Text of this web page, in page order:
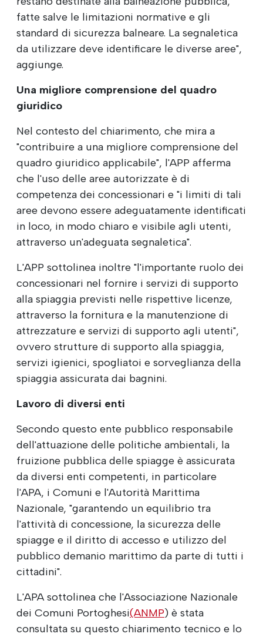
fatte salve le limitazioni normative e gli
standard di sicurezza balneare. La segnaletica
da utilizzare deve identificare le diverse aree",
aggiunge.
Una migliore comprensione del quadro
giuridico
Nel contesto del chiarimento, che mira a
"contribuire a una migliore comprensione del
quadro giuridico applicabile", l'APP afferma
che l'uso delle aree autorizzate è di
competenza dei concessionari e "i limiti di tali
aree devono essere adeguatamente identificati
in loco, in modo chiaro e visibile agli utenti,
attraverso un'adeguata segnaletica".
L'APP sottolinea inoltre "l'importante ruolo dei
concessionari nel fornire i servizi di supporto
alla spiaggia previsti nelle rispettive licenze,
attraverso la fornitura e la manutenzione di
attrezzature e servizi di supporto agli utenti",
ovvero strutture di supporto alla spiaggia,
servizi igienici, spogliatoi e sorveglianza della
spiaggia assicurata dai bagnini.
Lavoro di diversi enti
Secondo questo ente pubblico responsabile
dell'attuazione delle politiche ambientali, la
fruizione pubblica delle spiagge è assicurata
da diversi enti competenti, in particolare
l'APA, i Comuni e l'Autorità Marittima
Nazionale, "garantendo un equilibrio tra
l'attività di concessione, la sicurezza delle
spiagge e il diritto di accesso e utilizzo del
pubblico demanio marittimo da parte di tutti i
cittadini".
L'APA sottolinea che l'Associazione Nazionale
dei Comuni Portoghesi(ANMP) è stata
consultata su questo chiarimento tecnico e lo